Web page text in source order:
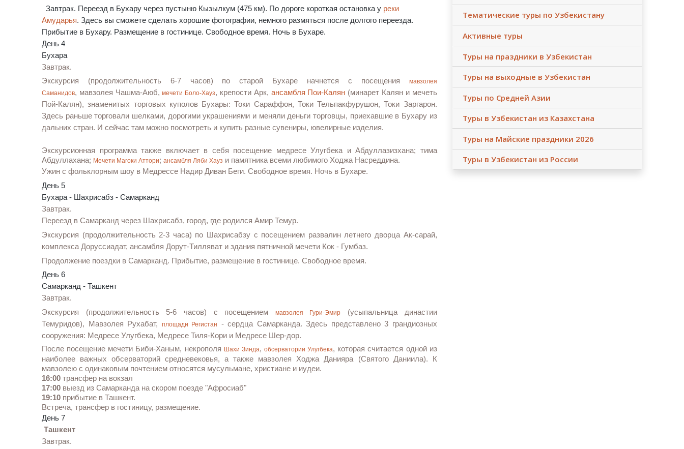
Завтрак. Переезд в Бухару через пустыню Кызылкум (475 км). По дороге короткая остановка у реки
Амударья. Здесь вы сможете сделать хорошие фотографии, немного размяться после долгого переезда.
Прибытие в Бухару. Размещение в гостинице. Свободное время. Ночь в Бухаре.
День 4
Бухара
Завтрак.
Экскурсия (продолжительность 6-7 часов) по старой Бухаре начнется с посещения
мавзолея
Саманидов, мавзолея Чашма-Аюб,мечети Боло-Хауз, крепости Арк, ансамбля Пои-Калян (минарет Калян и мечеть
Пой-Калян),знаменитых торговых куполов Бухары: Токи Сараффон, Токи Тельпакфурушон, Токи Заргарон.
Здесь раньше торговали шелками, дорогими украшениями и меняли деньги торговцы, приехавшие в Бухару из
дальних стран. И сейчас там можно посмотреть и купить разные сувениры, ювелирные изделия.
Экскурсионная программа также включает в себя посещение медресе Улугбека и Абдуллазизхана; тима
Абдуллахана; Мечети Магоки Аттори; ансамбля Ляби Хауз и памятника всеми любимого Ходжа Насреддина.
Ужин с фольклорным шоу в Медрессе Надир Диван Беги. Свободное время. Ночь в Бухаре.
День 5
Бухара - Шахрисабз - Самарканд
Завтрак.
Переезд в Самарканд через Шахрисабз, город, где родился Амир Темур.
Экскурсия (продолжительность 2-3 часа) по Шахрисабзу с посещением развалин летнего дворца Ак-сарай,
комплекса Доруссиадат, ансамбля Дорут-Тилляват и здания пятничной мечети Кок - Гумбаз.
Продолжение поездки в Самарканд. Прибытие, размещение в гостинице. Свободное время.
День 6
Самарканд - Ташкент
Завтрак.
Экскурсия (продолжительность 5-6 часов) с посещением
мавзолея Гури-Эмир
(усыпальница династии
Темуридов), Мавзолея Рухабат,
площади Регистан
- сердца Самарканда. Здесь представлено 3 грандиозных
сооружения: Медресе Улугбека, Медресе Тиля-Кори и Медресе Шер-дор.
После посещение мечети Биби-Ханым, некрополя Шахи Зинда, обсерватории Улугбека, которая считается одной из
наиболее важных обсерваторий средневековья, а также мавзолея Ходжа Данияра (Святого Даниила). К
мавзолею с одинаковым почтением относятся мусульмане, христиане и иудеи.
16:00 трансфер на вокзал
17:00 выезд из Самарканда на скором поезде "Афросиаб"
19:10 прибытие в Ташкент.
Встреча, трансфер в гостиницу, размещение.
День 7
Ташкент
Завтрак.
Тематические туры по Узбекистану
Активные туры
Туры на праздники в Узбекистан
Туры на выходные в Узбекистан
Туры по Средней Азии
Туры в Узбекистан из Казахстана
Туры на Майские праздники 2026
Туры в Узбекистан из России